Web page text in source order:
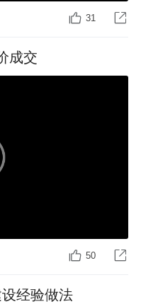
31
成交
50
经验做法